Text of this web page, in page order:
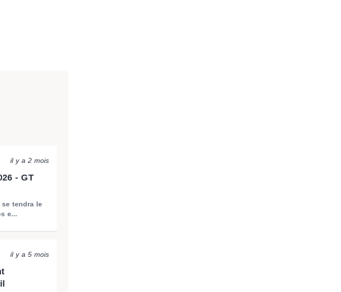
il y a 2 mois
- GT
tendra le
e...
il y a 5 mois